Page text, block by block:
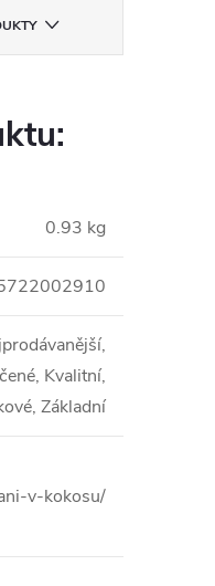
0.93 kg
Kvalitní,
Základní
v-kokosu/